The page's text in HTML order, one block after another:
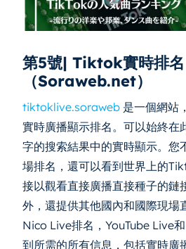
第5號| Tiktok實時排名
（Soraweb.net）
tiktoklive.soraweb 是一個網站
實時廣播顯示排名。可以始終在
字的搜索結果中的實時顯示。您
場排名，還可以看到世界上的
接以觀看直接廣播直接種子的鏈
外，還提供其他國內和國際現場
Nico Live排名，YouTube Live
到所需的所有信息，包括實時廣